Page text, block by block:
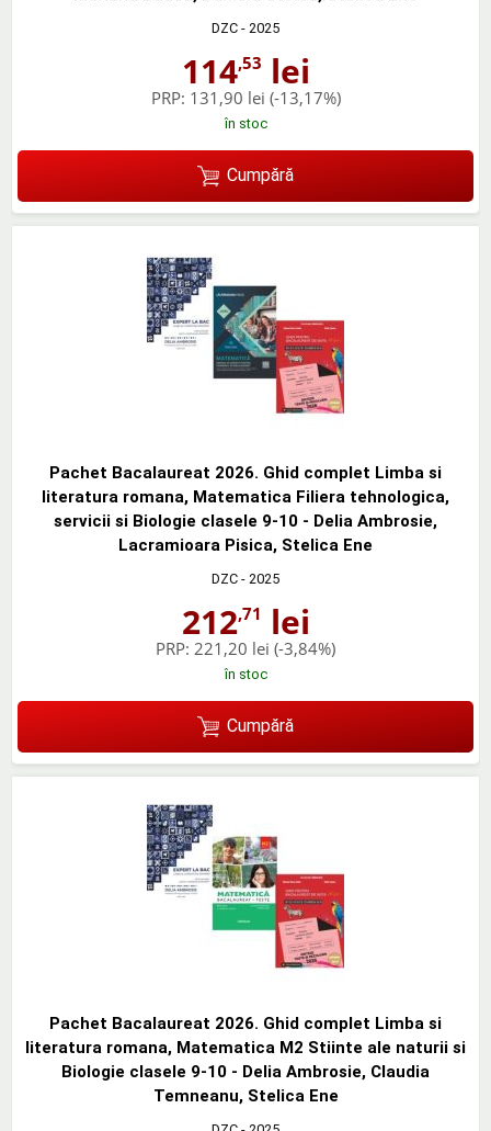
DZC - 2025
114,53 lei
PRP: 131,90 lei (-13,17%)
în stoc
Cumpără
Pachet Bacalaureat 2026. Ghid complet Limba si
literatura romana, Matematica Filiera tehnologica,
servicii si Biologie clasele 9-10 - Delia Ambrosie,
Lacramioara Pisica, Stelica Ene
DZC - 2025
212,71 lei
PRP: 221,20 lei (-3,84%)
în stoc
Cumpără
Pachet Bacalaureat 2026. Ghid complet Limba si
literatura romana, Matematica M2 Stiinte ale naturii si
Biologie clasele 9-10 - Delia Ambrosie, Claudia
Temneanu, Stelica Ene